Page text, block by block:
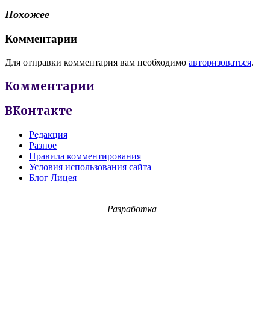
Похожее
Комментарии
Для отправки комментария вам необходимо авторизоваться.
Комментарии
ВКонтакте
Редакция
Разное
Правила комментирования
Условия использования сайта
Блог Лицея
Разработка